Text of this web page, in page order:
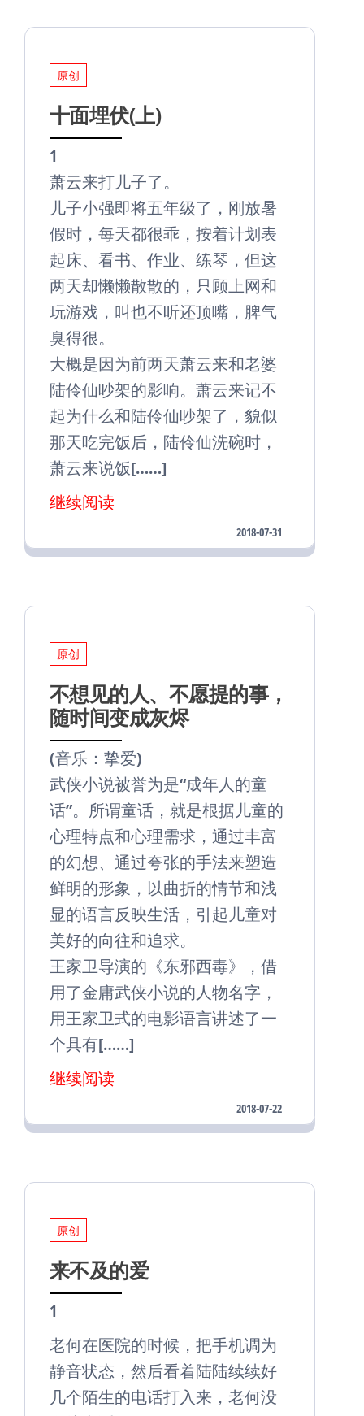
原创
十面埋伏(上)
1
萧云来打儿子了。
儿子小强即将五年级了，刚放暑
假时，每天都很乖，按着计划表
起床、看书、作业、练琴，但这
两天却懒懒散散的，只顾上网和
玩游戏，叫也不听还顶嘴，脾气
臭得很。
大概是因为前两天萧云来和老婆
陆伶仙吵架的影响。萧云来记不
起为什么和陆伶仙吵架了，貌似
那天吃完饭后，陆伶仙洗碗时，
萧云来说饭[……]
继续阅读
2018-07-31
原创
不想见的人、不愿提的事，
随时间变成灰烬
(音乐：挚爱)
武侠小说被誉为是“成年人的童
话”。所谓童话，就是根据儿童的
心理特点和心理需求，通过丰富
的幻想、通过夸张的手法来塑造
鲜明的形象，以曲折的情节和浅
显的语言反映生活，引起儿童对
美好的向往和追求。
王家卫导演的《东邪西毒》，借
用了金庸武侠小说的人物名字，
用王家卫式的电影语言讲述了一
个具有[……]
继续阅读
2018-07-22
原创
来不及的爱
1
老何在医院的时候，把手机调为
静音状态，然后看着陆陆续续好
几个陌生的电话打入来，老何没